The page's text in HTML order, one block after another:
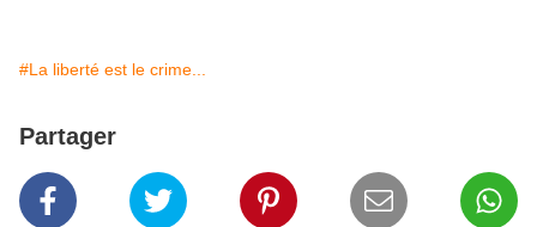
#La liberté est le crime...
Partager